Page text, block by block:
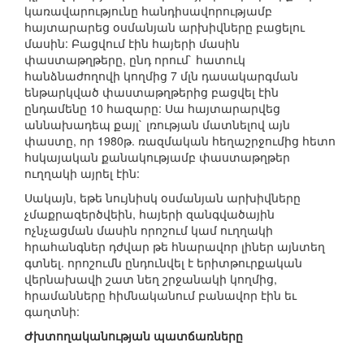
կառավարությունը հանդիսավորությամբ
հայտարարեց օսմանյան արխիվները բացելու
մասին: Բացվում էին հայերի մասին
փաստաթղթերը, ընդ որում` հատուկ
հանձնաժողովի կողմից 7 մլն դասակարգման
ենթարկված փաստաթղթերից բացվել էին
ընդամենը 10 հազարը: Սա հայտարարվեց
աննախադեպ քայլ` լռության մատնելով այն
փաստը, որ 1980թ. ռազմական հեղաշրջումից հետո
հսկայական քանակությամբ փաստաթղթեր
ուղղակի այրել էին:
Սակայն, եթե նույնիսկ օսմանյան արխիվները
չմաքրազերծվեին, հայերի զանգվածային
ոչնչացման մասին որոշում կամ ուղղակի
հրահանգներ դժվար թե հնարավոր լիներ այնտեղ
գտնել. որոշումն ընդունվել է երիտթուրքական
վերնախավի շատ նեղ շրջանակի կողմից,
հրամանները հիմնականում բանավոր էին եւ
գաղտնի:
Ժխտողականության պատճառները